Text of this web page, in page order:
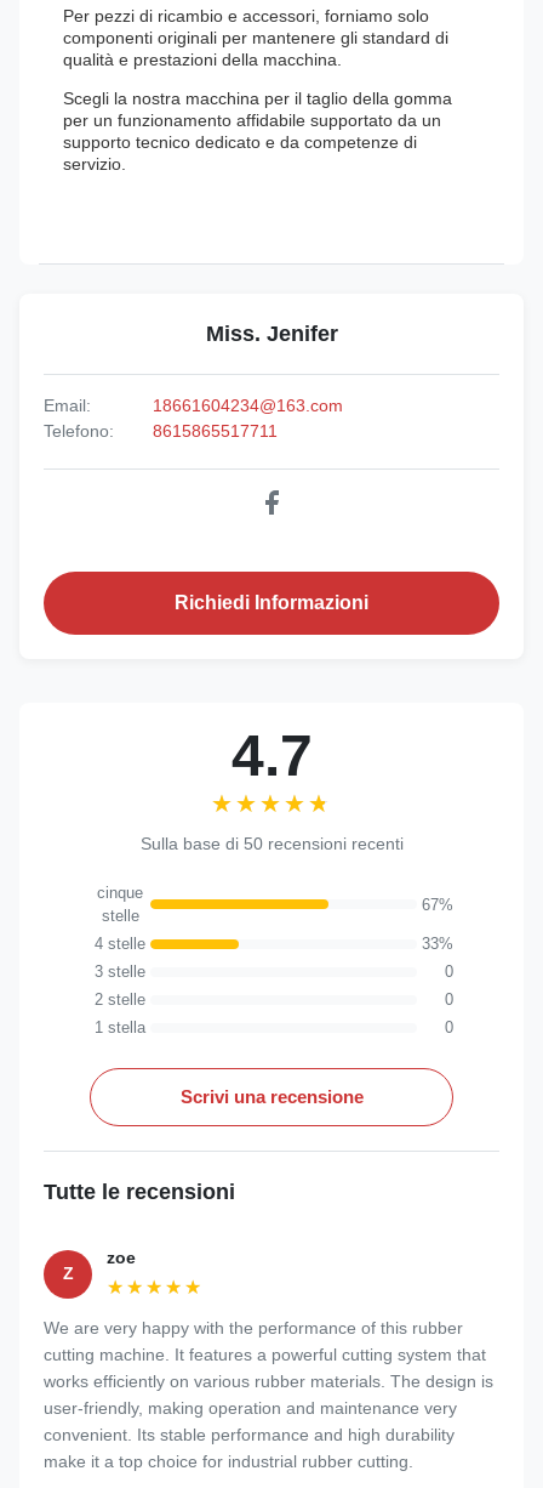
Per pezzi di ricambio e accessori, forniamo solo
componenti originali per mantenere gli standard di
qualità e prestazioni della macchina.
Scegli la nostra macchina per il taglio della gomma
per un funzionamento affidabile supportato da un
supporto tecnico dedicato e da competenze di
servizio.
Miss. Jenifer
Email:
18661604234@163.com
Telefono:
8615865517711
Richiedi Informazioni
4.7
★★★★★
★★★★★
Sulla base di 50 recensioni recenti
cinque
stelle
67%
4 stelle
33%
3 stelle
0
2 stelle
0
1 stella
0
Scrivi una recensione
Tutte le recensioni
Z
zoe
★★★★★
★★★★★
We are very happy with the performance of this rubber
cutting machine. It features a powerful cutting system that
works efficiently on various rubber materials. The design is
user-friendly, making operation and maintenance very
convenient. Its stable performance and high durability
make it a top choice for industrial rubber cutting.